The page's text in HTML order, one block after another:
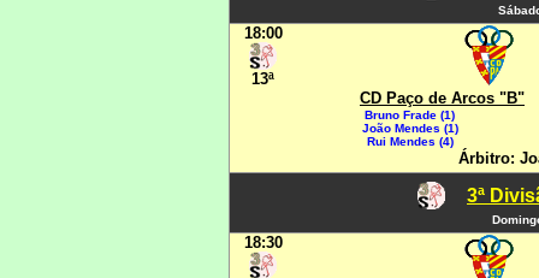
18:00
13ª
CD Paço de Arcos "B"
Bruno Frade (1)
João Mendes (1)
Rui Mendes (4)
Árbitro:
3ª
18:30